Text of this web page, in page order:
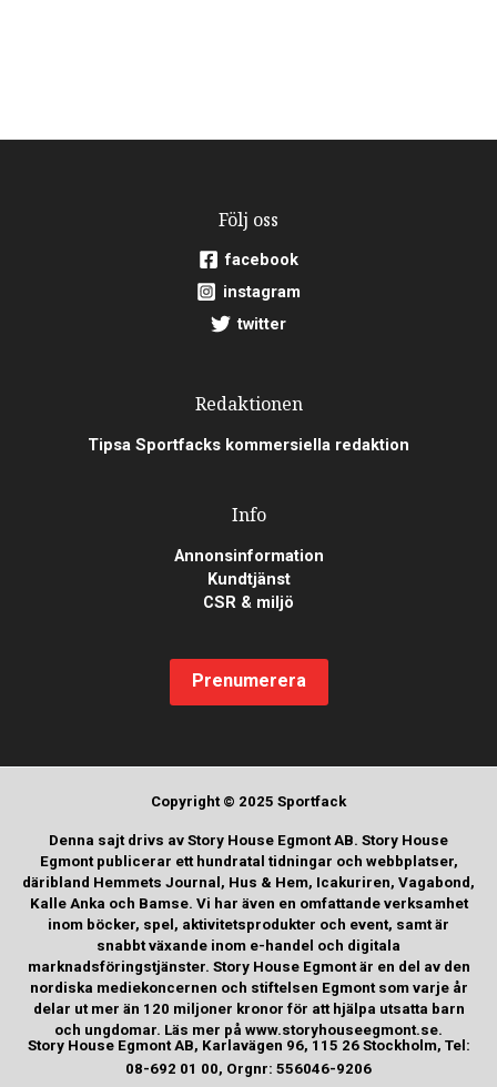
Följ oss
facebook
instagram
twitter
Redaktionen
Tipsa Sportfacks kommersiella redaktion
Info
Annonsinformation
Kundtjänst
CSR & miljö
Prenumerera
Copyright © 2025 Sportfack
Denna sajt drivs av Story House Egmont AB. Story House
Egmont publicerar ett hundratal tidningar och webbplatser,
däribland Hemmets Journal, Hus & Hem, Icakuriren, Vagabond,
Kalle Anka och Bamse. Vi har även en omfattande verksamhet
inom böcker, spel, aktivitetsprodukter och event, samt är
snabbt växande inom e-handel och digitala
marknadsföringstjänster. Story House Egmont är en del av den
nordiska mediekoncernen och stiftelsen Egmont som varje år
delar ut mer än 120 miljoner kronor för att hjälpa utsatta barn
och ungdomar. Läs mer på www.storyhouseegmont.se.
Story House Egmont AB, Karlavägen 96, 115 26 Stockholm, Tel:
08-692 01 00, Orgnr: 556046-9206